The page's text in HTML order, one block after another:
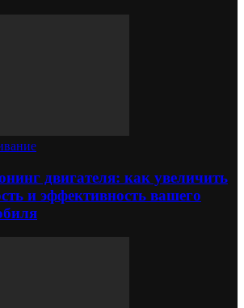
двигателя: как увеличить
и эффективность вашего